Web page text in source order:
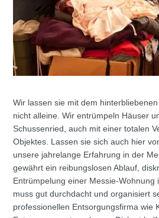
Wir lassen sie mit dem
nicht alleine. Wir entrümpeln Häuser
Schussenried, auch mit einer totalen
Objektes. Lassen sie sich auch hier
unsere jahrelange Erfahrung in der
gewährt ein reibungslosen Ablauf,
Entrümpelung einer Messie-Wohnung
muss gut durchdacht und organisiert
professionellen Entsorgungsfirma wie